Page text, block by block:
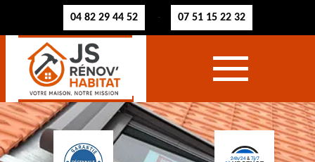
04 82 29 44 52 - 07 51 15 22 32